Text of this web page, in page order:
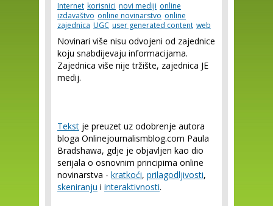
Internet korisnici novi mediji online
izdavaštvo online novinarstvo online
zajednica UGC user generated content web
Novinari više nisu odvojeni od zajednice
koju snabdijevaju informacijama.
Zajednica više nije tržište, zajednica JE
medij.
Tekst je preuzet uz odobrenje autora
bloga Onlinejournalismblog.com Paula
Bradshawa, gdje je objavljen kao dio
serijala o osnovnim principima online
novinarstva - kratkoći, prilagodljivosti,
skeniranju i interaktivnosti.